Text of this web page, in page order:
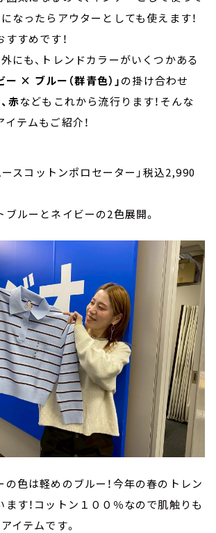
なったらアウターとしても使えます！
すめです！
にも、トレンドカラーがいくつかある
ー × ブルー（群青色）」の掛け合わせ
赤などもこれから流行ります！そんな
テムもご紹介！
スコットンポロセーター」税込2,990
ルーとネイビーの2色展開。
の色は軽めのブルー！今年の春のトレン
ます！コットン１００％なので肌触りも
イテムです。